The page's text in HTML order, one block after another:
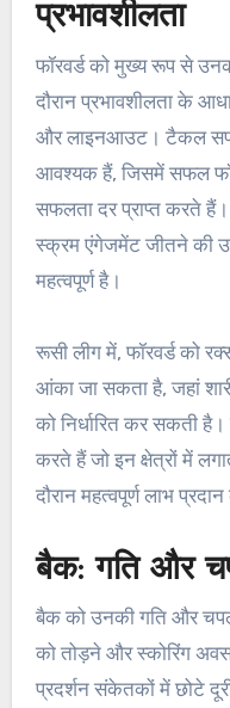
प्रभावशीलता
फॉरवर्ड को मुख्य रूप से
दौरान प्रभावशीलता के
और लाइनआउट। टैकल
आवश्यक हैं, जिसमें सफल
सफलता दर प्राप्त करते
स्क्रम एंगेजमेंट जीतने की
महत्वपूर्ण है।
रूसी लीग में, फॉरवर्ड को
आंका जा सकता है, जहां
को निर्धारित कर सकती
करते हैं जो इन क्षेत्रों में
दौरान महत्वपूर्ण लाभ
बैक: गति और
बैक को उनकी गति और
को तोड़ने और स्कोरिंग
प्रदर्शन संकेतकों में छोटे